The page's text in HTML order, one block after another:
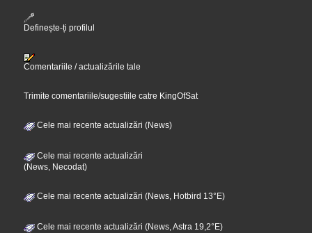
Definește-ți profilul
Comentariile / actualizările tale
Trimite comentariile/sugestiile catre KingOfSat
Cele mai recente actualizări (News)
Cele mai recente actualizări
(News, Necodat)
Cele mai recente actualizări (News, Hotbird 13°E)
Cele mai recente actualizări (News, Astra 19,2°E)